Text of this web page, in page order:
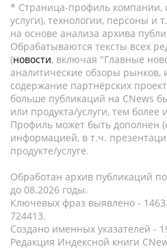
* Страница-профиль компании,
услуги), технологии, персоны и
на основе анализа архива
Обрабатываются тексты всех
(новости, включая "Главные
аналитические обзоры рынков,
содержание партнёрских
больше публикаций на CNews
или продукта/услуги, тем
Профиль может быть дополнен
информацией, в т.ч.
продукте/услуге.
Обработан архив публикаций
до 08.2026 годы.
Ключевых фраз выявлено -
724413.
Создано именных указателей -
Редакция Индексной книги